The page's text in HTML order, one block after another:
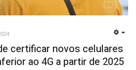
certificar novos celulares
ao 4G a partir de 2025